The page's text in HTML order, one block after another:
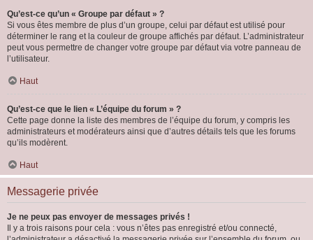
Qu’est-ce qu’un « Groupe par défaut » ?
Si vous êtes membre de plus d’un groupe, celui par défaut est utilisé pour
déterminer le rang et la couleur de groupe affichés par défaut. L’administrateur
peut vous permettre de changer votre groupe par défaut via votre panneau de
l’utilisateur.
Haut
Qu’est-ce que le lien « L’équipe du forum » ?
Cette page donne la liste des membres de l’équipe du forum, y compris les
administrateurs et modérateurs ainsi que d’autres détails tels que les forums
qu’ils modèrent.
Haut
Messagerie privée
Je ne peux pas envoyer de messages privés !
Il y a trois raisons pour cela : vous n’êtes pas enregistré et/ou connecté,